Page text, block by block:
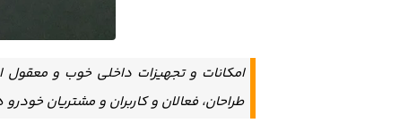
امکانات و تجهیزات داخلی خوب و
طراحان، فعالان و کاربران و مشتریان